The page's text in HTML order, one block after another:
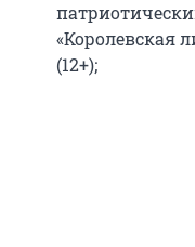
«Королевская
(12+);